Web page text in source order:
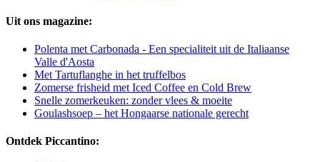
Uit ons magazine:
Polenta met Carbonada - Een specialiteit uit de Italiaanse
Valle d'Aosta
Met Tartuflanghe in het truffelbos
Zomerse frisheid met Iced Coffee en Cold Brew
Snelle zomerkeuken: zonder vlees & moeite
Goulashsoep – het Hongaarse nationale gerecht
Ontdek Piccantino: